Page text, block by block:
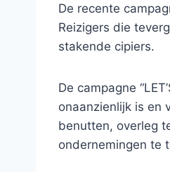
De recente
Reizigers die
stakende cipiers.
De campagne
onaanzienlijk is en
benutten, overleg
ondernemingen te